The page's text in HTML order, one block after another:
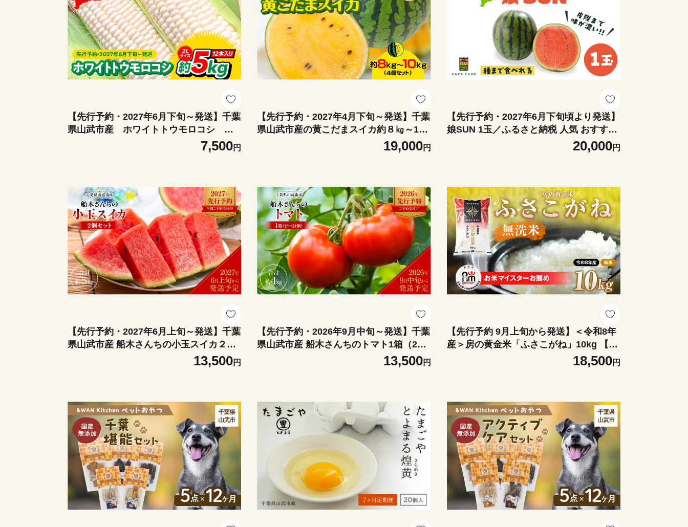
【先行予約・2027年6月下旬～発送】千葉
県山武市産 ホワイトトウモロコシ ２L
サイズ12本入り 約５㎏/野菜 夏野菜 とう
もろこし トウモロコシ ホワイトトウモロ
7,500円
【先行予約・2027年4月下旬～発送】千葉
県山武市産の黄こだまスイカ約８㎏～10
㎏（4個セット）/すいか スイカ 西瓜 黄こ
だまスイカ 小玉 4玉セット 果物 フルーツ
19,000円
【先行予約・2027年6月下旬頃より発送】
娘SUN 1玉／ふるさと納税 人気 おすすめ
ランキング 娘SUN1玉入り ぷちっと スイ
カ 西瓜 すいか 果物 フルーツ 国産 産地直
20,000円
【先行予約・2027年6月上旬～発送】千葉
県山武市産 船木さんちの小玉スイカ２個
セット（合計約５㎏）／すいか スイカ 西
13,500円
【先行予約・2026年9月中旬～発送】千葉
県山武市産 船木さんちのトマト1箱（20
～24個・約4kg） ／ふるさと納税 トマト
とまと 大玉トマト 昔ながらのトマト 桃太
13,500円
【先行予約 9月上旬から発送】＜令和8年
産＞房の黄金米「ふさこがね」10kg 【ふ
るさと納税 人気 おすすめ ランキング 穀
物 米 ふさこがね 精米 令和8年産 おいし
18,500円